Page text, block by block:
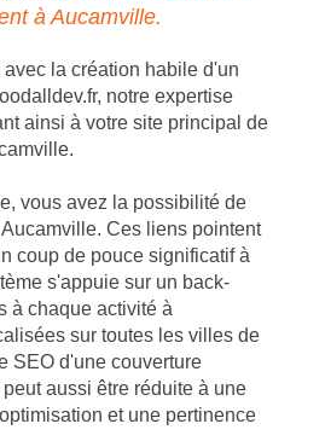
à Aucamville.
la création habile d'un
notre expertise
ainsi à votre site principal de
vous avez la possibilité de
Ces liens pointent
coup de pouce significatif à
s'appuie sur un back-
à chaque activité à
sur toutes les villes de
SEO d'une couverture
aussi être réduite à une
et une pertinence